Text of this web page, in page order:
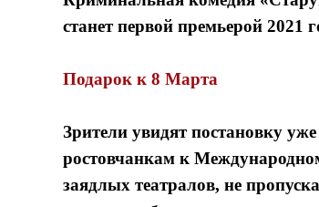
станет первой премьерой 2021
Подарок к 8 Марта
Зрители увидят постановку
ростовчанкам к
заядлых театралов, не